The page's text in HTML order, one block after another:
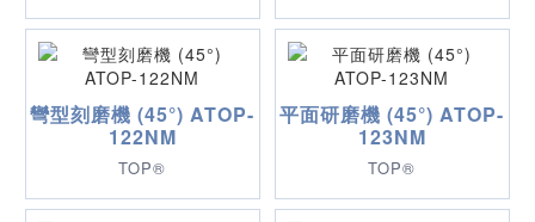
彎型刻磨機 (45°) ATOP-
122NM
TOP®
平面研磨機 (45°) ATOP-
123NM
TOP®